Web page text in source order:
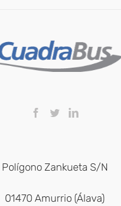
Polígono Zankueta S/N
01470 Amurrio (Álava)